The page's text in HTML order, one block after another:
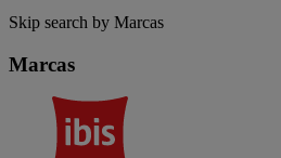
Skip search by Marcas
Marcas